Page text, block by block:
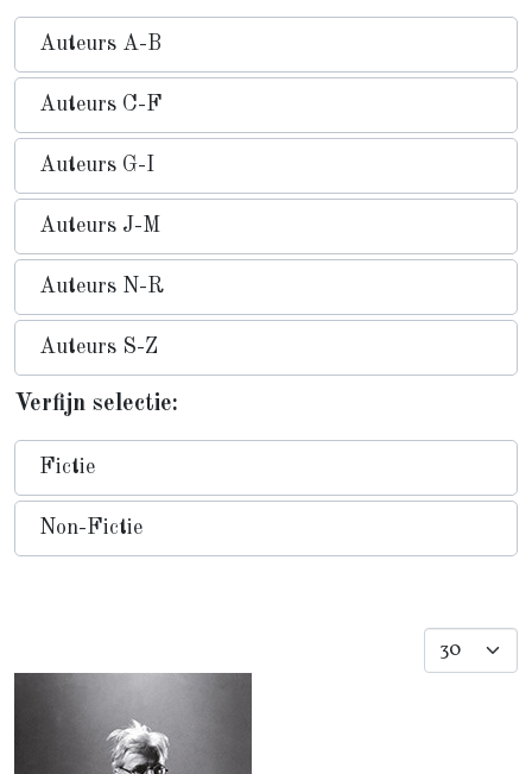
Auteurs A-B
Auteurs C-F
Auteurs G-I
Auteurs J-M
Auteurs N-R
Auteurs S-Z
Verfijn selectie:
Fictie
Non-Fictie
Toon #